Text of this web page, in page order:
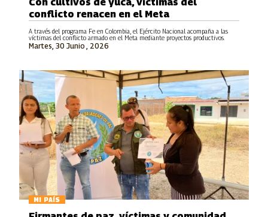
Martes, 30 Junio , 2026
conflicto renacen en el Meta
A través del programa Fe en Colombia, el Ejército Nacional acompaña a las
víctimas del conflicto armado en el Meta mediante proyectos productivos.
MI PAÍS